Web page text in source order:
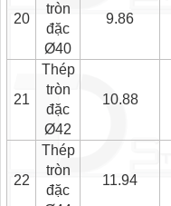
20
tròn
đặc
Ø40
9.86
21
Thép
tròn
đặc
Ø42
10.88
22
Thép
tròn
đặc
11.94